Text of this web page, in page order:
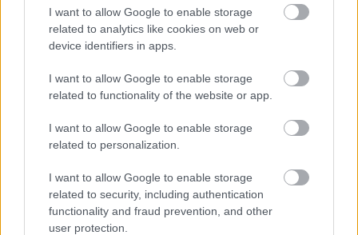
I want to allow Google to enable storage
related to analytics like cookies on web or
device identifiers in apps.
I want to allow Google to enable storage
related to functionality of the website or app.
I want to allow Google to enable storage
related to personalization.
I want to allow Google to enable storage
related to security, including authentication
functionality and fraud prevention, and other
user protection.
Hogyan lehet a vásárlás egyszerre
kényelmes és környezettudatos?